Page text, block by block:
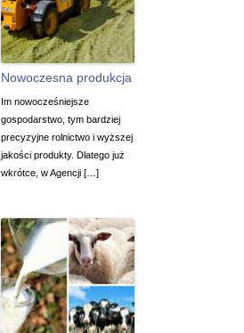
Nowoczesna produkcja
Im nowocześniejsze
gospodarstwo, tym bardziej
precyzyjne rolnictwo i wyższej
jakości produkty. Dlatego już
wkrótce, w Agencji […]